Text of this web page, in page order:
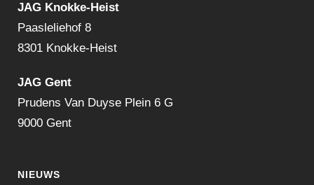
JAG Knokke-Heist
Paasleliehof 8
8301 Knokke-Heist
JAG Gent
Prudens Van Duyse Plein 6 G
9000 Gent
NIEUWS